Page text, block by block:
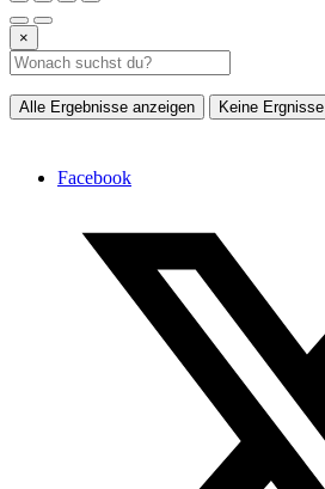
×
Alle Ergebnisse anzeigen Keine Ergnisse
Facebook